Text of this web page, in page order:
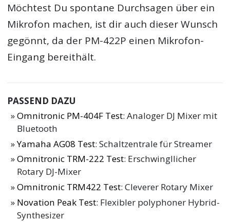
Möchtest Du spontane Durchsagen über ein
Mikrofon machen, ist dir auch dieser Wunsch
gegönnt, da der PM-422P einen Mikrofon-
Eingang bereithält.
PASSEND DAZU
Omnitronic PM-404F Test: Analoger DJ Mixer mit
Bluetooth
Yamaha AG08 Test: Schaltzentrale für Streamer
Omnitronic TRM-222 Test: Erschwingllicher
Rotary DJ-Mixer
Omnitronic TRM422 Test: Cleverer Rotary Mixer
Novation Peak Test: Flexibler polyphoner Hybrid-
Synthesizer